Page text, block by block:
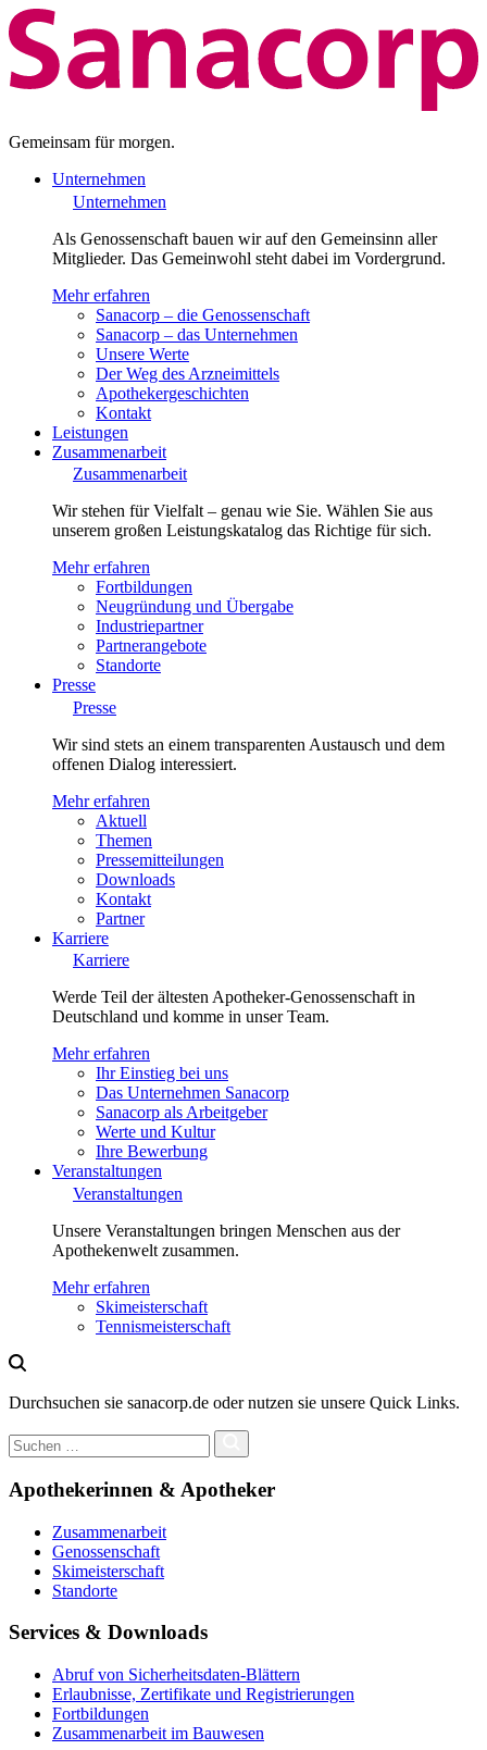
Gemeinsam für morgen.
Unternehmen
Unternehmen
Als Genossenschaft bauen wir auf den Gemeinsinn aller
Mitglieder. Das Gemeinwohl steht dabei im Vordergrund.
Mehr erfahren
Sanacorp – die Genossenschaft
Sanacorp – das Unternehmen
Unsere Werte
Der Weg des Arzneimittels
Apothekergeschichten
Kontakt
Leistungen
Zusammenarbeit
Zusammenarbeit
Wir stehen für Vielfalt – genau wie Sie. Wählen Sie aus
unserem großen Leistungskatalog das Richtige für sich.
Mehr erfahren
Fortbildungen
Neugründung und Übergabe
Industriepartner
Partnerangebote
Standorte
Presse
Presse
Wir sind stets an einem transparenten Austausch und dem
offenen Dialog interessiert.
Mehr erfahren
Aktuell
Themen
Pressemitteilungen
Downloads
Kontakt
Partner
Karriere
Karriere
Werde Teil der ältesten Apotheker-Genossenschaft in
Deutschland und komme in unser Team.
Mehr erfahren
Ihr Einstieg bei uns
Das Unternehmen Sanacorp
Sanacorp als Arbeitgeber
Werte und Kultur
Ihre Bewerbung
Veranstaltungen
Veranstaltungen
Unsere Veranstaltungen bringen Menschen aus der
Apothekenwelt zusammen.
Mehr erfahren
Skimeisterschaft
Tennismeisterschaft
Durchsuchen sie sanacorp.de oder nutzen sie unsere Quick Links.
Apothekerinnen & Apotheker
Zusammenarbeit
Genossenschaft
Skimeisterschaft
Standorte
Services & Downloads
Abruf von Sicherheitsdaten-Blättern
Erlaubnisse, Zertifikate und Registrierungen
Fortbildungen
Zusammenarbeit im Bauwesen